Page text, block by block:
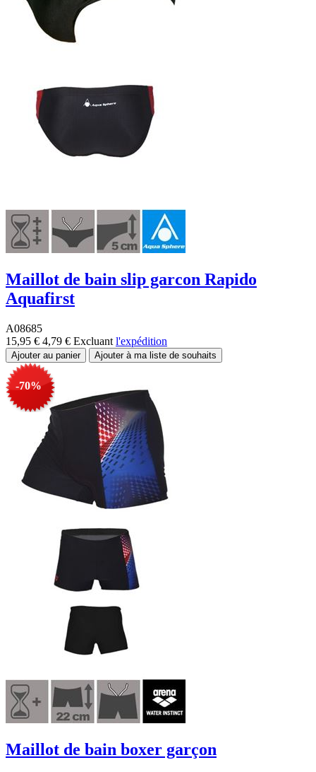
Maillot de bain slip garcon Rapido
Aquafirst
A08685
15,95 € 4,79 € Excluant l'expédition
-70%
Maillot de bain boxer garçon